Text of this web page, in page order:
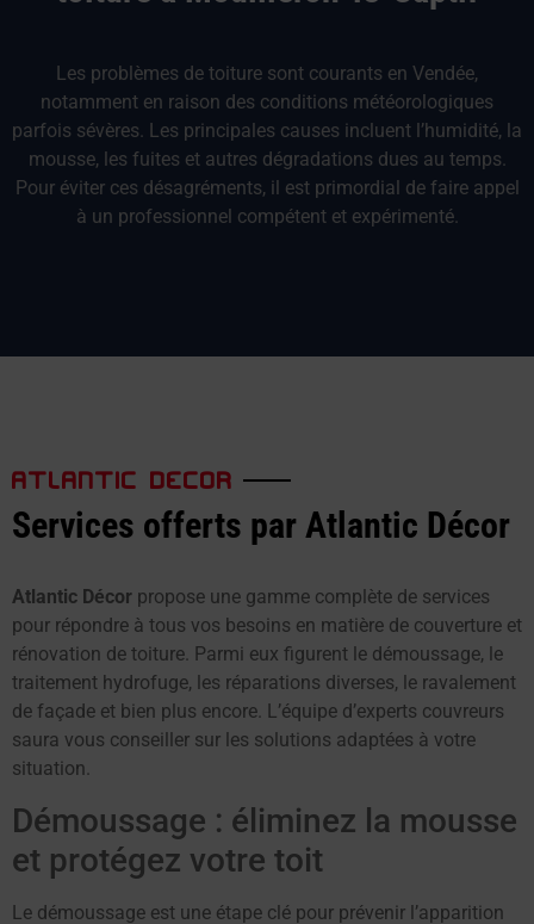
Les problèmes de toiture sont courants en Vendée,
notamment en raison des conditions météorologiques
parfois sévères. Les principales causes incluent l’humidité, la
mousse, les fuites et autres dégradations dues au temps.
Pour éviter ces désagréments, il est primordial de faire appel
à un professionnel compétent et expérimenté.
ATLANTIC DECOR
Services offerts par Atlantic Décor
Atlantic Décor propose une gamme complète de services
pour répondre à tous vos besoins en matière de couverture et
rénovation de toiture. Parmi eux figurent le démoussage, le
traitement hydrofuge, les réparations diverses, le ravalement
de façade et bien plus encore. L’équipe d’experts couvreurs
saura vous conseiller sur les solutions adaptées à votre
situation.
Démoussage : éliminez la mousse
et protégez votre toit
Le démoussage est une étape clé pour prévenir l’apparition